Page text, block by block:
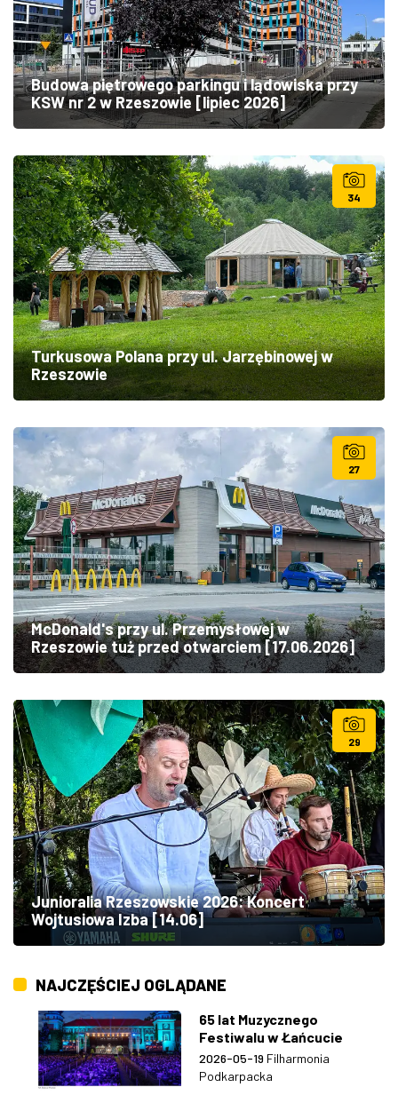
Budowa piętrowego parkingu i lądowiska przy
KSW nr 2 w Rzeszowie [lipiec 2026]
34
Turkusowa Polana przy ul. Jarzębinowej w
Rzeszowie
27
McDonald's przy ul. Przemysłowej w
Rzeszowie tuż przed otwarciem [17.06.2026]
29
Junioralia Rzeszowskie 2026: Koncert
Wojtusiowa Izba [14.06]
NAJCZĘŚCIEJ OGLĄDANE
65 lat Muzycznego
Festiwalu w Łańcucie
2026-05-19 Filharmonia
Podkarpacka